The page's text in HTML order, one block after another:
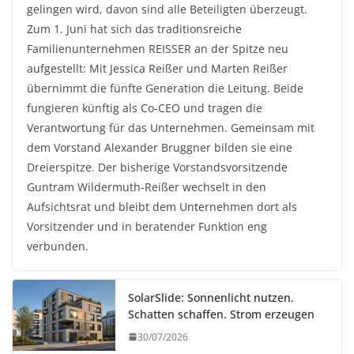
gelingen wird, davon sind alle Beteiligten überzeugt.
Zum 1. Juni hat sich das traditionsreiche
Familienunternehmen REISSER an der Spitze neu
aufgestellt: Mit Jessica Reißer und Marten Reißer
übernimmt die fünfte Generation die Leitung. Beide
fungieren künftig als Co-CEO und tragen die
Verantwortung für das Unternehmen. Gemeinsam mit
dem Vorstand Alexander Bruggner bilden sie eine
Dreierspitze. Der bisherige Vorstandsvorsitzende
Guntram Wildermuth-Reißer wechselt in den
Aufsichtsrat und bleibt dem Unternehmen dort als
Vorsitzender und in beratender Funktion eng
verbunden.
SolarSlide: Sonnenlicht nutzen.
Schatten schaffen. Strom erzeugen
30/07/2026